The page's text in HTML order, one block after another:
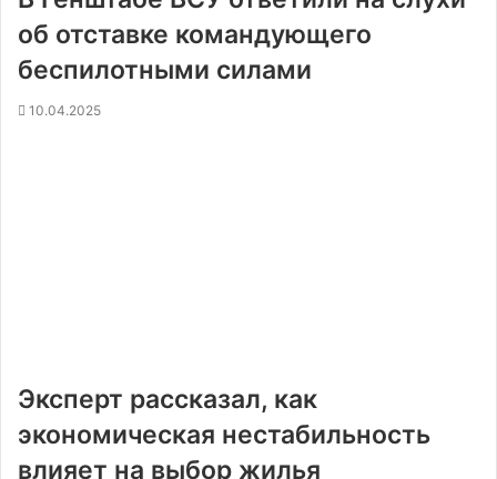
об отставке командующего
беспилотными силами
10.04.2025
Эксперт рассказал, как
экономическая нестабильность
влияет на выбор жилья